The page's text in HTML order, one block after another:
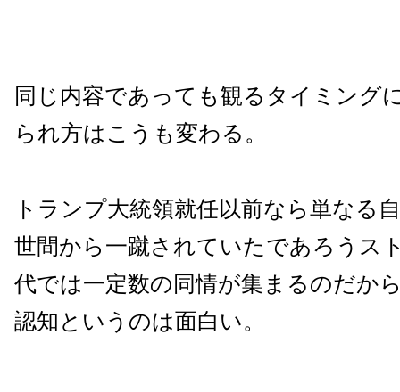
同じ内容であっても観るタイミング
られ方はこうも変わる。
トランプ大統領就任以前なら単なる
世間から一蹴されていたであろうス
代では一定数の同情が集まるのだか
認知というのは面白い。